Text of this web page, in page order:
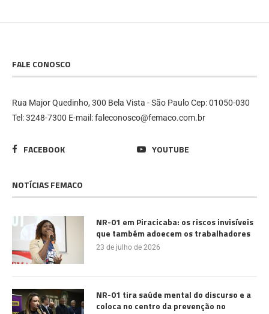
FALE CONOSCO
Rua Major Quedinho, 300 Bela Vista - São Paulo Cep: 01050-030
Tel: 3248-7300 E-mail: faleconosco@femaco.com.br
FACEBOOK YOUTUBE
NOTÍCIAS FEMACO
NR-01 em Piracicaba: os riscos invisíveis
que também adoecem os trabalhadores
23 de julho de 2026
NR-01 tira saúde mental do discurso e a
coloca no centro da prevenção no